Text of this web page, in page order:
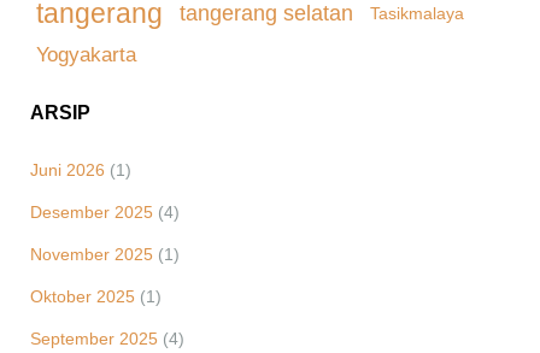
tangerang tangerang selatan Tasikmalaya
Yogyakarta
ARSIP
Juni 2026 (1)
Desember 2025 (4)
November 2025 (1)
Oktober 2025 (1)
September 2025 (4)